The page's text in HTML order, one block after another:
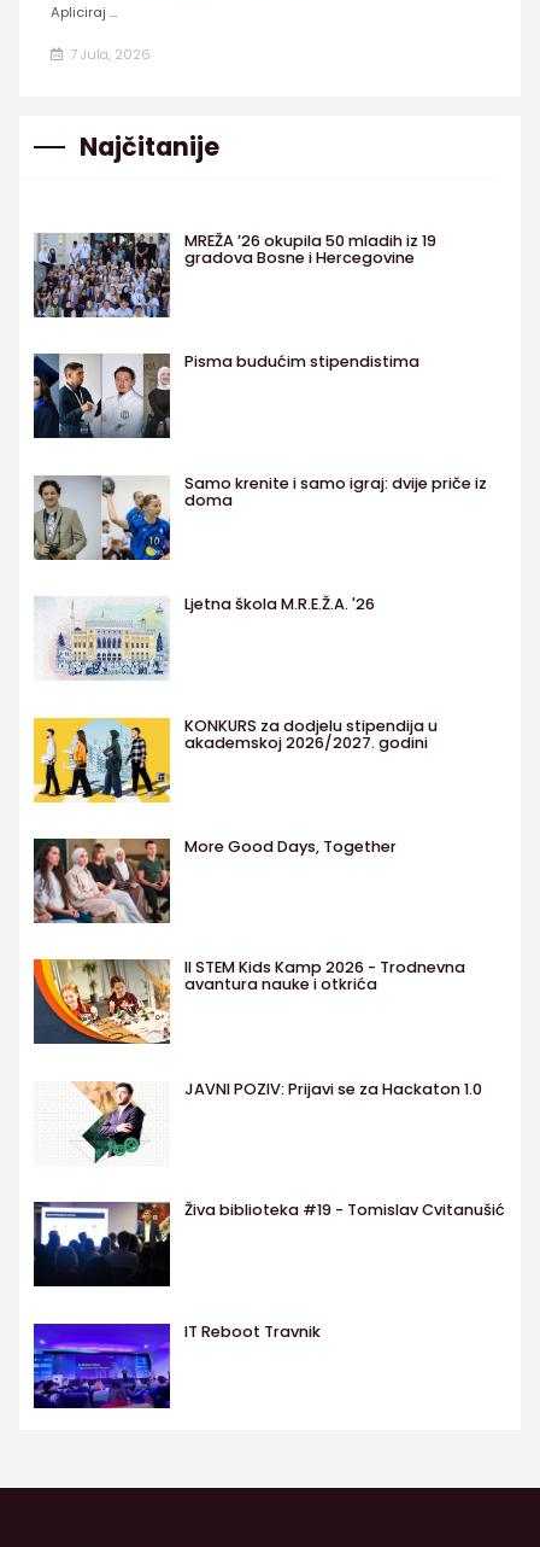
Apliciraj ...
7 Jula, 2026
Najčitanije
MREŽA ’26 okupila 50 mladih iz 19
gradova Bosne i Hercegovine
Pisma budućim stipendistima
Samo krenite i samo igraj: dvije priče iz
doma
Ljetna škola M.R.E.Ž.A. '26
KONKURS za dodjelu stipendija u
akademskoj 2026/2027. godini
More Good Days, Together
II STEM Kids Kamp 2026 - Trodnevna
avantura nauke i otkrića
JAVNI POZIV: Prijavi se za Hackaton 1.0
Živa biblioteka #19 - Tomislav Cvitanušić
IT Reboot Travnik